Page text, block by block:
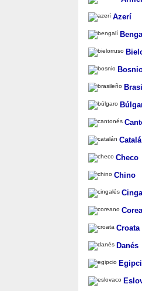
Azerí
Checo
Chino
Croata
Danés